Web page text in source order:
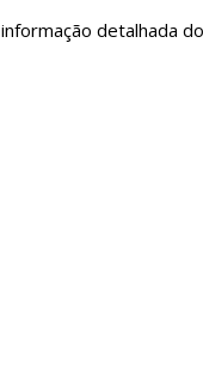
detalhada